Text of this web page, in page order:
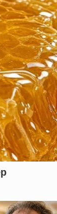
que
uma
autuado em
à
nos